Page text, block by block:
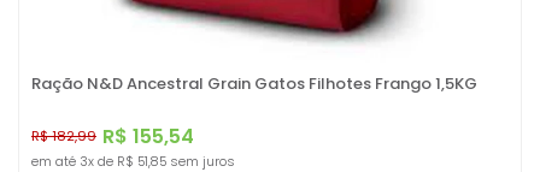
Ração N&D Ancestral Grain Gatos Filhotes Frango 1,5KG
R$ 155,54
R$ 182,99
em até 3x de R$ 51,85 sem juros